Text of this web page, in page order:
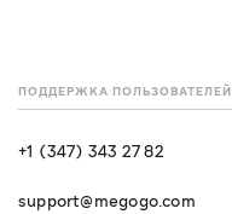
ПОДДЕРЖКА ПОЛЬЗОВАТЕЛЕЙ
+1 (347) 343 27 82
support@megogo.com